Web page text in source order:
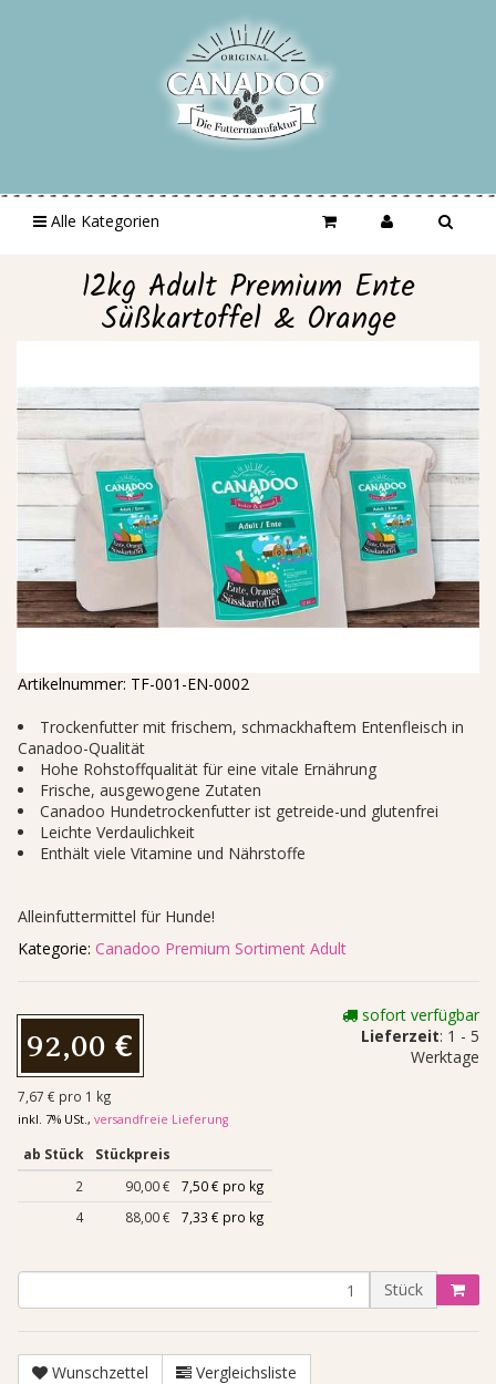
Alle Kategorien
12kg Adult Premium Ente
Süßkartoffel & Orange
Artikelnummer: TF-001-EN-0002
Trockenfutter mit frischem, schmackhaftem Entenfleisch in
Canadoo-Qualität
Hohe Rohstoffqualität für eine vitale Ernährung
Frische, ausgewogene Zutaten
Canadoo Hundetrockenfutter ist getreide-und glutenfrei
Leichte Verdaulichkeit
Enthält viele Vitamine und Nährstoffe
Alleinfuttermittel für Hunde!
Kategorie: Canadoo Premium Sortiment Adult
92,00 €
7,67 € pro 1 kg
inkl. 7% USt., versandfreie Lieferung
ab Stück
Stückpreis
2
90,00 €
7,50 € pro kg
4
88,00 € 7,33 € pro kg
sofort verfügbar
Lieferzeit: 1 - 5
Werktage
Stück
Wunschzettel
Vergleichsliste